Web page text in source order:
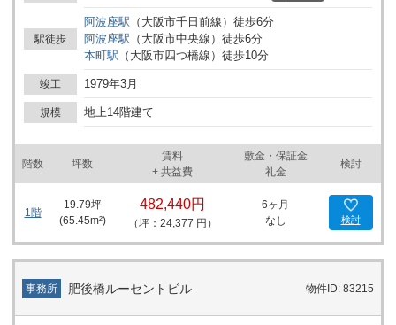
駅徒歩
阿波座駅 （ 大阪市千日前線 ） 徒歩6分
阿波座駅 （ 大阪市中央線 ） 徒歩6分
本町駅 （ 大阪市四つ橋線 ） 徒歩10分
竣工 1979年3月
規模 地上14階建て
階数 坪数
賃料
+ 共益費
敷金・保証金
礼金
検討
1階
19.79坪
(65.45m²)
482,440円
（坪：24,377 円）
6ヶ月
なし
検討
事務所 肥後橋ルーセントビル 物件ID: 83215